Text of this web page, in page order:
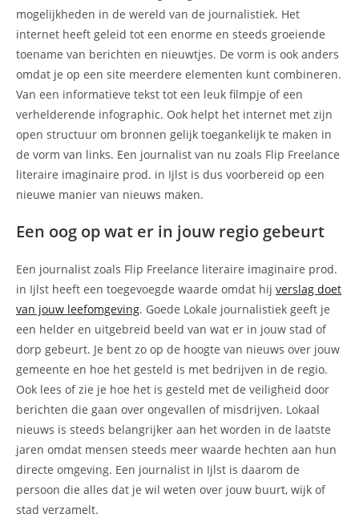
mogelijkheden in de wereld van de journalistiek. Het
internet heeft geleid tot een enorme en steeds groeiende
toename van berichten en nieuwtjes. De vorm is ook anders
omdat je op een site meerdere elementen kunt combineren.
Van een informatieve tekst tot een leuk filmpje of een
verhelderende infographic. Ook helpt het internet met zijn
open structuur om bronnen gelijk toegankelijk te maken in
de vorm van links. Een journalist van nu zoals Flip Freelance
literaire imaginaire prod. in Ijlst is dus voorbereid op een
nieuwe manier van nieuws maken.
Een oog op wat er in jouw regio gebeurt
Een journalist zoals Flip Freelance literaire imaginaire prod.
in Ijlst heeft een toegevoegde waarde omdat hij verslag doet
van jouw leefomgeving. Goede Lokale journalistiek geeft je
een helder en uitgebreid beeld van wat er in jouw stad of
dorp gebeurt. Je bent zo op de hoogte van nieuws over jouw
gemeente en hoe het gesteld is met bedrijven in de regio.
Ook lees of zie je hoe het is gesteld met de veiligheid door
berichten die gaan over ongevallen of misdrijven. Lokaal
nieuws is steeds belangrijker aan het worden in de laatste
jaren omdat mensen steeds meer waarde hechten aan hun
directe omgeving. Een journalist in Ijlst is daarom de
persoon die alles dat je wil weten over jouw buurt, wijk of
stad verzamelt.